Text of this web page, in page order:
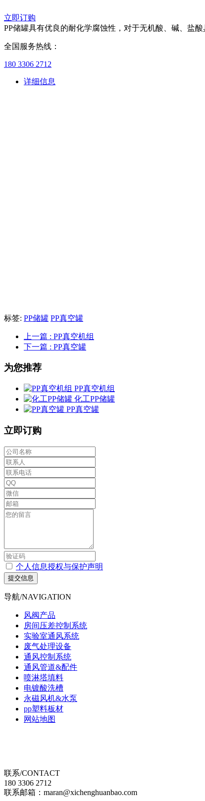
立即订购
PP储罐具有优良的耐化学腐蚀性，对于无机酸、碱、盐
全国服务热线：
180 3306 2712
详细信息
标签: PP储罐 PP真空罐
上一篇 : PP真空机组
下一篇 : PP真空罐
为您推荐
PP真空机组
化工PP储罐
PP真空罐
立即订购
个人信息授权与保护声明
提交信息
导航/NAVIGATION
风阀产品
房间压差控制系统
实验室通风系统
废气处理设备
通风控制系统
通风管道&配件
喷淋塔填料
电镀酸洗槽
永磁风机&水泵
pp塑料板材
网站地图
联系/CONTACT
180 3306 2712
联系邮箱：maran@xichenghuanbao.com